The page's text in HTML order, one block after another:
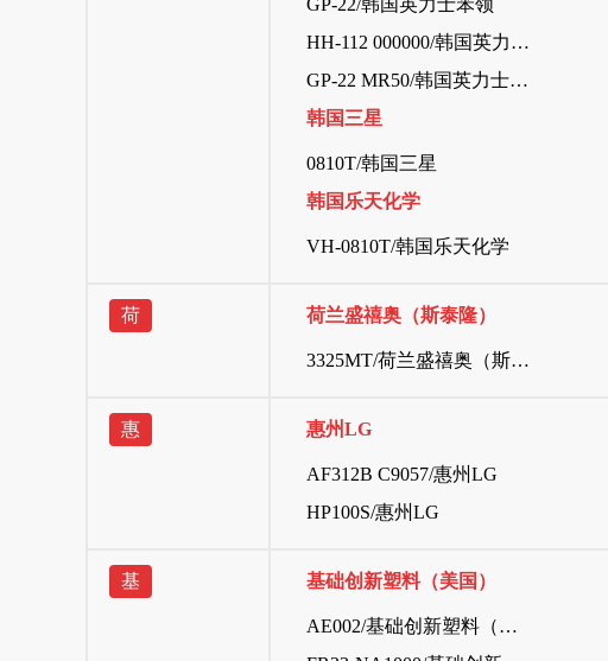
GP-22/韩国英力士苯领
HH-112 000000/韩国英力士苯领
GP-22 MR50/韩国英力士苯领
韩国三星
0810T/韩国三星
韩国乐天化学
VH-0810T/韩国乐天化学
荷 荷兰盛禧奥（斯泰隆）
3325MT/荷兰盛禧奥（斯泰隆）
惠 惠州LG
AF312B C9057/惠州LG
HP100S/惠州LG
基 基础创新塑料（美国）
AE002/基础创新塑料（美国）